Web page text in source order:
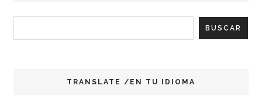
TRANSLATE /EN TU IDIOMA